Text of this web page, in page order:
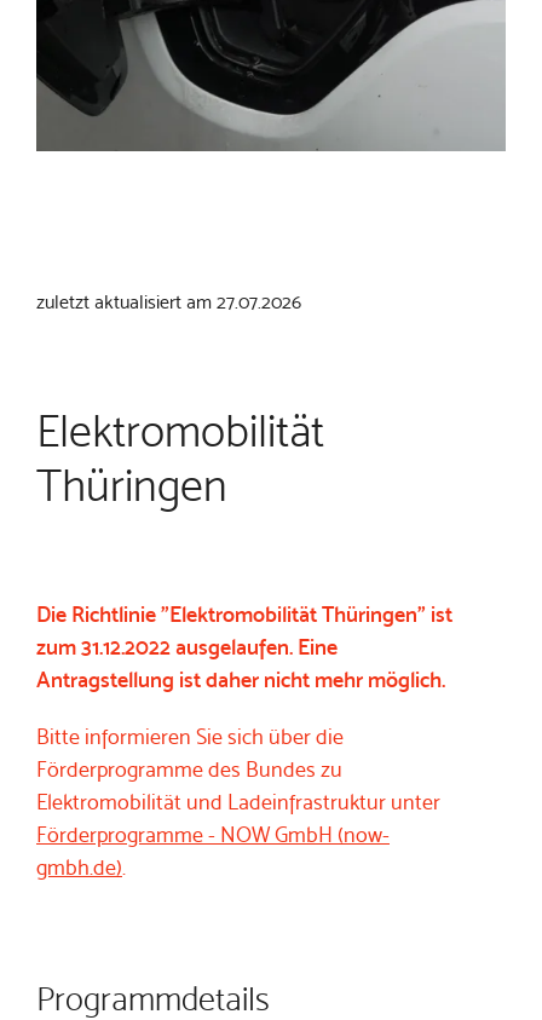
zuletzt aktualisiert am 27.07.2026
Elektromobilität
Thüringen
Die Richtlinie "Elektromobilität Thüringen" ist
zum 31.12.2022 ausgelaufen. Eine
Antragstellung ist daher nicht mehr möglich.
Bitte informieren Sie sich über die
Förderprogramme des Bundes zu
Elektromobilität und Ladeinfrastruktur unter
Förderprogramme - NOW GmbH (now-
gmbh.de)
Programmdetails